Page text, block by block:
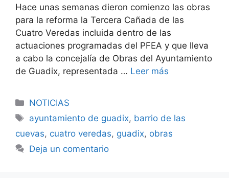
Hace unas semanas dieron comienzo las obras
para la reforma la Tercera Cañada de las
Cuatro Veredas incluida dentro de las
actuaciones programadas del PFEA y que lleva
a cabo la concejalía de Obras del Ayuntamiento
de Guadix, representada … Leer más
Categorías
NOTICIAS
Etiquetas
ayuntamiento de guadix, barrio de las
cuevas, cuatro veredas, guadix, obras
Deja un comentario